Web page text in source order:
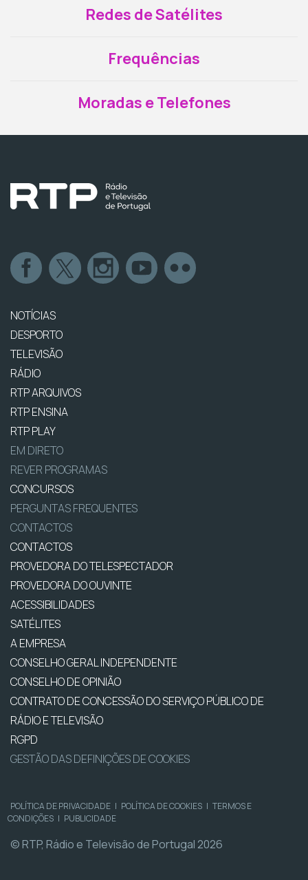
Redes de Satélites
Frequências
Moradas e Telefones
NOTÍCIAS
DESPORTO
TELEVISÃO
RÁDIO
RTP ARQUIVOS
RTP ENSINA
RTP PLAY
EM DIRETO
REVER PROGRAMAS
CONCURSOS
PERGUNTAS FREQUENTES
CONTACTOS
CONTACTOS
PROVEDORA DO TELESPECTADOR
PROVEDORA DO OUVINTE
ACESSIBILIDADES
SATÉLITES
A EMPRESA
CONSELHO GERAL INDEPENDENTE
CONSELHO DE OPINIÃO
CONTRATO DE CONCESSÃO DO SERVIÇO PÚBLICO DE
RÁDIO E TELEVISÃO
RGPD
GESTÃO DAS DEFINIÇÕES DE COOKIES
POLÍTICA DE PRIVACIDADE | POLÍTICA DE COOKIES | TERMOS E
CONDIÇÕES | PUBLICIDADE
© RTP, Rádio e Televisão de Portugal 2026